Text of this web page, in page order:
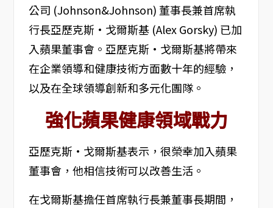
公司 (Johnson&Johnson) 董事長兼首席執
行長亞歷克斯·戈爾斯基 (Alex Gorsky) 已加
入蘋果董事會。亞歷克斯·戈爾斯基將帶來
在企業領導和健康技術方面數十年的經驗，
以及在全球領導創新和多元化團隊。
強化蘋果健康領域戰力
亞歷克斯·戈爾斯基表示，很榮幸加入蘋果
董事會，他相信技術可以改善生活。
在戈爾斯基擔任首席執行長兼董事長期間，